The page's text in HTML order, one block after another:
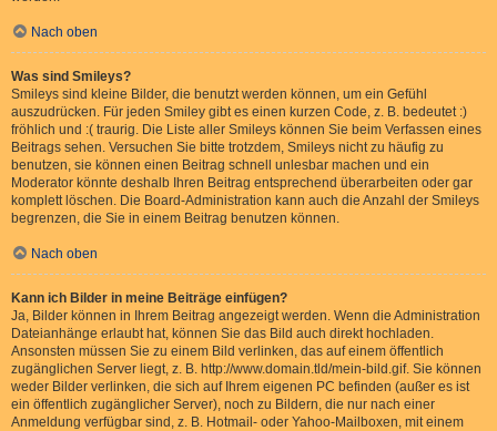
Nach oben
Was sind Smileys?
Smileys sind kleine Bilder, die benutzt werden können, um ein Gefühl
auszudrücken. Für jeden Smiley gibt es einen kurzen Code, z. B. bedeutet :)
fröhlich und :( traurig. Die Liste aller Smileys können Sie beim Verfassen eines
Beitrags sehen. Versuchen Sie bitte trotzdem, Smileys nicht zu häufig zu
benutzen, sie können einen Beitrag schnell unlesbar machen und ein
Moderator könnte deshalb Ihren Beitrag entsprechend überarbeiten oder gar
komplett löschen. Die Board-Administration kann auch die Anzahl der Smileys
begrenzen, die Sie in einem Beitrag benutzen können.
Nach oben
Kann ich Bilder in meine Beiträge einfügen?
Ja, Bilder können in Ihrem Beitrag angezeigt werden. Wenn die Administration
Dateianhänge erlaubt hat, können Sie das Bild auch direkt hochladen.
Ansonsten müssen Sie zu einem Bild verlinken, das auf einem öffentlich
zugänglichen Server liegt, z. B. http://www.domain.tld/mein-bild.gif. Sie können
weder Bilder verlinken, die sich auf Ihrem eigenen PC befinden (außer es ist
ein öffentlich zugänglicher Server), noch zu Bildern, die nur nach einer
Anmeldung verfügbar sind, z. B. Hotmail- oder Yahoo-Mailboxen, mit einem